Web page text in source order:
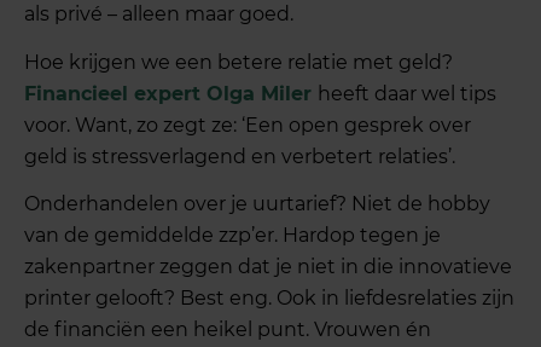
als privé – alleen maar goed.
Hoe krijgen we een betere relatie met geld?
Financieel expert Olga Miler heeft daar wel tips
voor. Want, zo zegt ze: ‘Een open gesprek over
geld is stressverlagend en verbetert relaties’.
Onderhandelen over je uurtarief? Niet de hobby
van de gemiddelde zzp’er. Hardop tegen je
zakenpartner zeggen dat je niet in die innovatieve
printer gelooft? Best eng. Ook in liefdesrelaties zijn
de financiën een heikel punt. Vrouwen én